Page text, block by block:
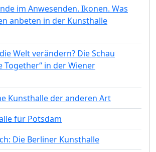
im Anwesenden. Ikonen. Was
anbeten in der Kunsthalle
Welt verändern? Die Schau
Together“ in der Wiener
Kunsthalle der anderen Art
für Potsdam
Die Berliner Kunsthalle